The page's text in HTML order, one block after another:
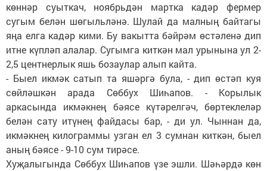
көннәр суыткач, ноябрьдән мартка кадәр фермер
сугым белән шөгыльләнә. Шулай да малның байтагы
яңа елга кадәр кими. Бу вакытта бәйрәм өстәленә дип
итне күпләп алалар. Сугымга киткән мал урынына ул 2-
2,5 центнерлык яшь бозаулар алып кайта.
- Быел икмәк сатып та яшәргә була, - дип өстәп куя
сөйләшкән арада Сөббух Шиһапов. - Корылык
аркасында икмәкнең бәясе күтәрелгәч, бөртеклеләр
белән сату итүнең файдасы бар, - ди ул. Чыннан да,
икмәкнең килограммы узган ел 3 сумнан киткән, быел
аның бәясе - 9-10 сум тирәсе.
Хуҗалыгында Сөббух Шиһапов үзе эшли. Шәһәрдә көн